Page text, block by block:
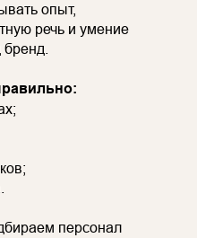
опыт,
речь и умение
персонал